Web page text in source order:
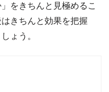
をきちんと見極めるこ
きちんと効果を把握
ょう。